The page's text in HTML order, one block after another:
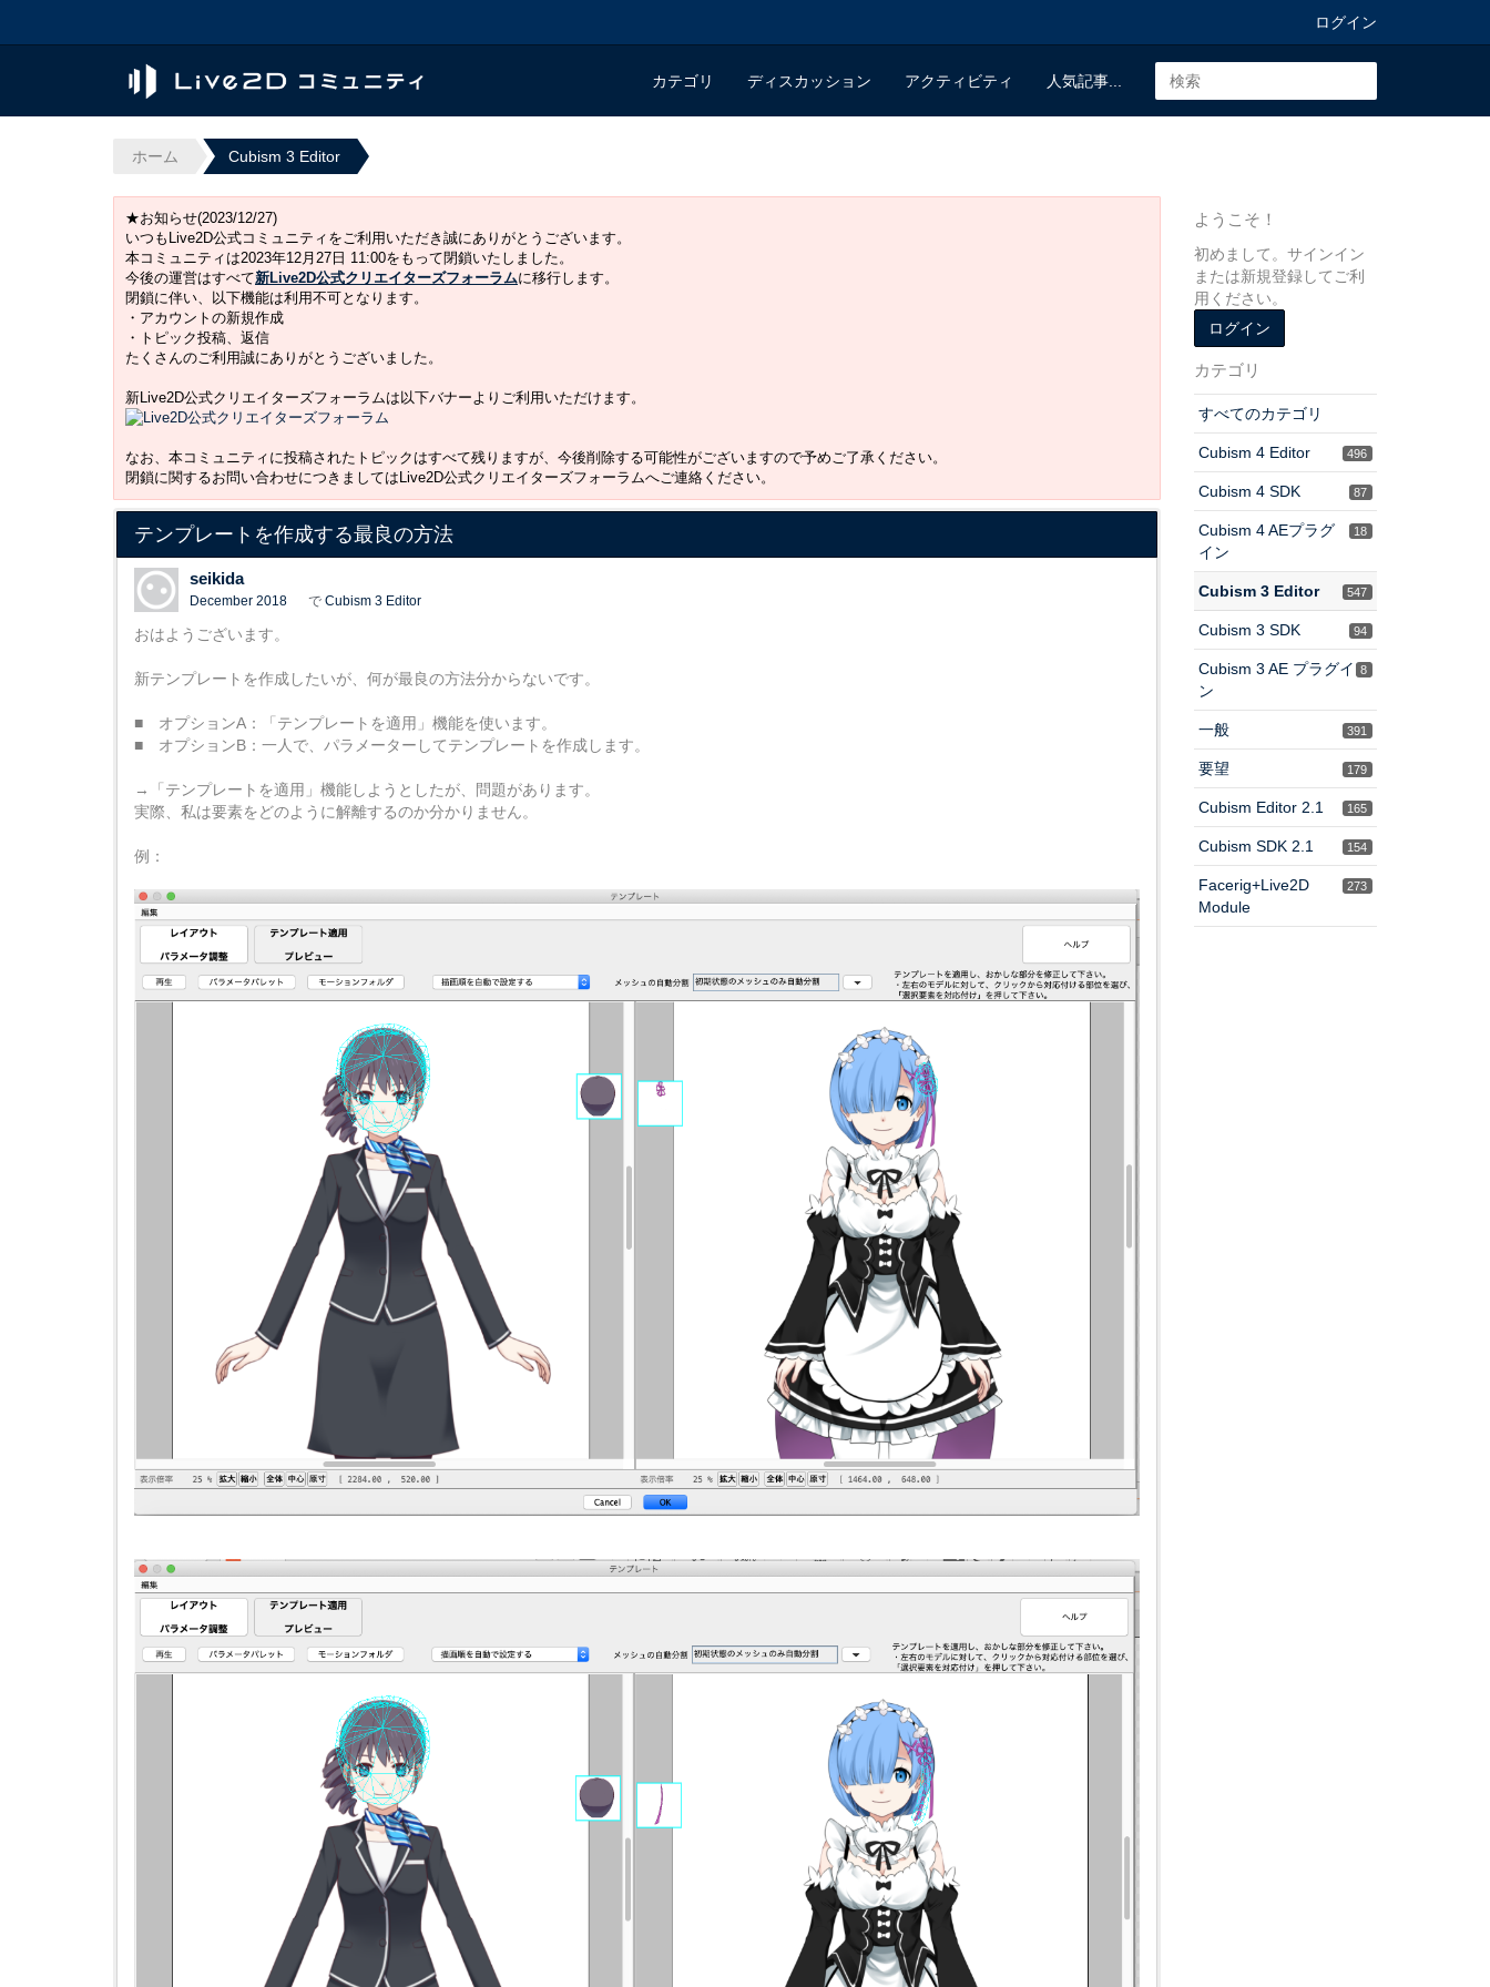
ログイン
カテゴリ ディスカッション アクティビティ 人気記事...
ホーム Cubism 3 Editor
★お知らせ(2023/12/27)
いつもLive2D公式コミュニティをご利用いただき誠にありがとうございます。
本コミュニティは2023年12月27日 11:00をもって閉鎖いたしました。
今後の運営はすべて新Live2D公式クリエイターズフォーラムに移行します。
閉鎖に伴い、以下機能は利用不可となります。
・アカウントの新規作成
・トピック投稿、返信
たくさんのご利用誠にありがとうございました。
新Live2D公式クリエイターズフォーラムは以下バナーよりご利用いただけます。
なお、本コミュニティに投稿されたトピックはすべて残りますが、今後削除する可能性がございますので予めご了承ください。
閉鎖に関するお問い合わせにつきましてはLive2D公式クリエイターズフォーラムへご連絡ください。
テンプレートを作成する最良の方法
seikida
December 2018 で Cubism 3 Editor
おはようございます。
新テンプレートを作成したいが、何が最良の方法分からないです。
■ オプションA：「テンプレートを適用」機能を使います。
■ オプションB：一人で、パラメーターしてテンプレートを作成します。
→「テンプレートを適用」機能しようとしたが、問題があります。
実際、私は要素をどのように解離するのか分かりません。
例：
ようこそ！
初めまして。サインイン
または新規登録してご利
用ください。
ログイン
カテゴリ
すべてのカテゴリ
496
Cubism 4 Editor
87
Cubism 4 SDK
18
Cubism 4 AEプラグ
イン
547
Cubism 3 Editor
94
Cubism 3 SDK
8
Cubism 3 AE プラグイ
ン
391
一般
179
要望
165
Cubism Editor 2.1
154
Cubism SDK 2.1
273
Facerig+Live2D
Module